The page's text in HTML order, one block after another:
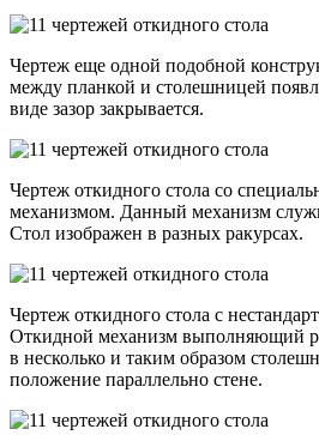
Чертеж еще одной подобной
между планкой и столешницей
виде зазор закрывается.
Чертеж откидного стола со
механизмом. Данный механизм
Стол изображен в разных ракурсах.
Чертеж откидного стола с
Откидной механизм выполняющий
в несколько и таким образом
положение параллельно стене.